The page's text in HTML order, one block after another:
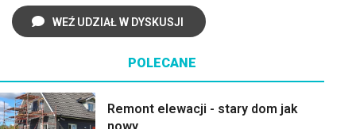
WEŹ UDZIAŁ W DYSKUSJI
POLECANE
Remont elewacji - stary dom jak